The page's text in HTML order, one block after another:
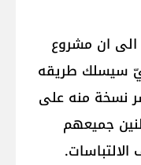
ان مشروع
سيسلك طريقه
نسخة منه على
جميعهم